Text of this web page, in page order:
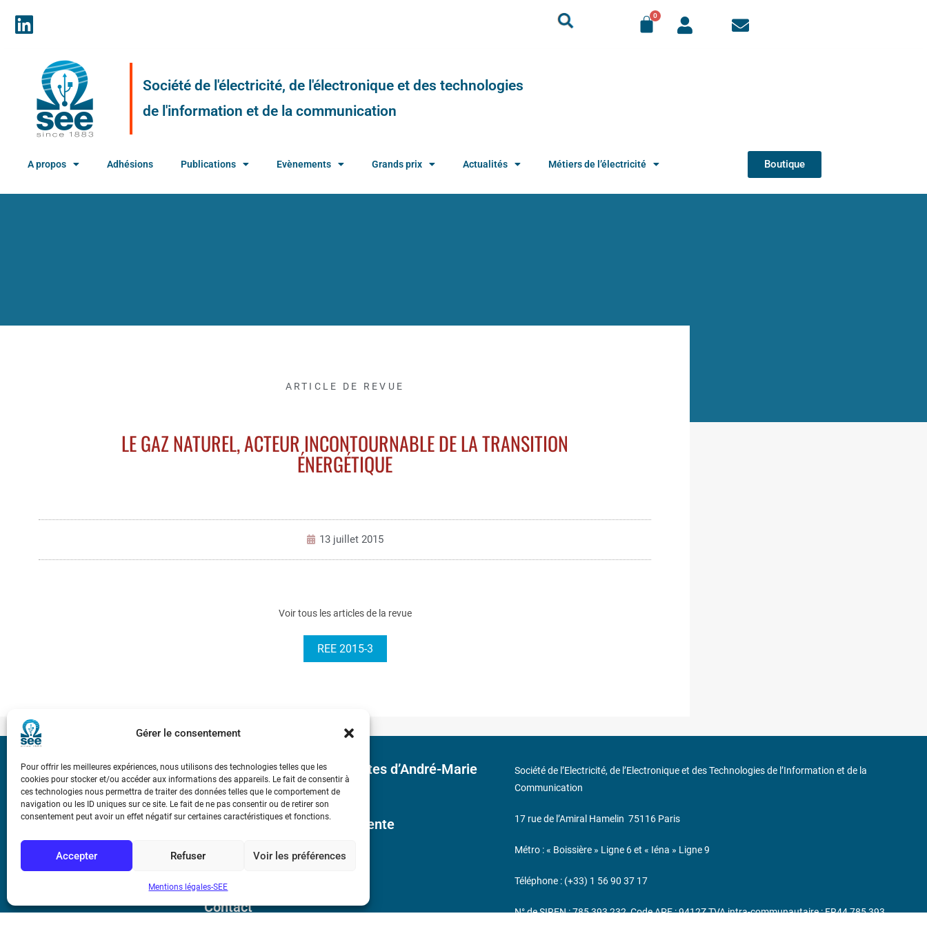
Gérer le consentement
Pour offrir les meilleures expériences, nous utilisons des technologies telles que les
cookies pour stocker et/ou accéder aux informations des appareils. Le fait de consentir à
ces technologies nous permettra de traiter des données telles que le comportement de
navigation ou les ID uniques sur ce site. Le fait de ne pas consentir ou de retirer son
consentement peut avoir un effet négatif sur certaines caractéristiques et fonctions.
Accepter Refuser Voir les préférences
Mentions légales-SEE
Société de l'électricité, de l'électronique et des technologies
de l'information et de la communication
A propos Adhésions Publications Evènements Grands prix Actualités Métiers de l’électricité Boutique
ARTICLE DE REVUE
LE GAZ NATUREL, ACTEUR INCONTOURNABLE DE LA TRANSITION
ÉNERGÉTIQUE
13 juillet 2015
Voir tous les articles de la revue
REE 2015-3
Bicentenaire des découvertes d’André-Marie
Ampère
Conditions Générales de Vente
Mentions légales
Contact
Société de l’Electricité, de l’Electronique et des Technologies de l’Information et de la
Communication
17 rue de l’Amiral Hamelin 75116 Paris
Métro : « Boissière » Ligne 6 et « Iéna » Ligne 9
Téléphone : (+33) 1 56 90 37 17
N° de SIREN : 785 393 232, Code APE : 9412Z TVA intra-communautaire : FR44 785 393